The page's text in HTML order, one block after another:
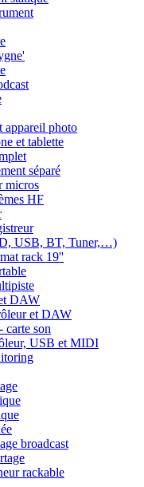
appareil photo
et tablette
séparé
micros
HF
USB, BT, Tuner,…)
rack 19''
DAW
et DAW
carte son
USB et MIDI
broadcast
rackable